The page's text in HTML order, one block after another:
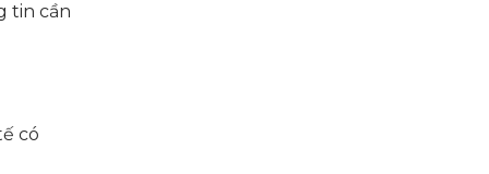
tin cần
có